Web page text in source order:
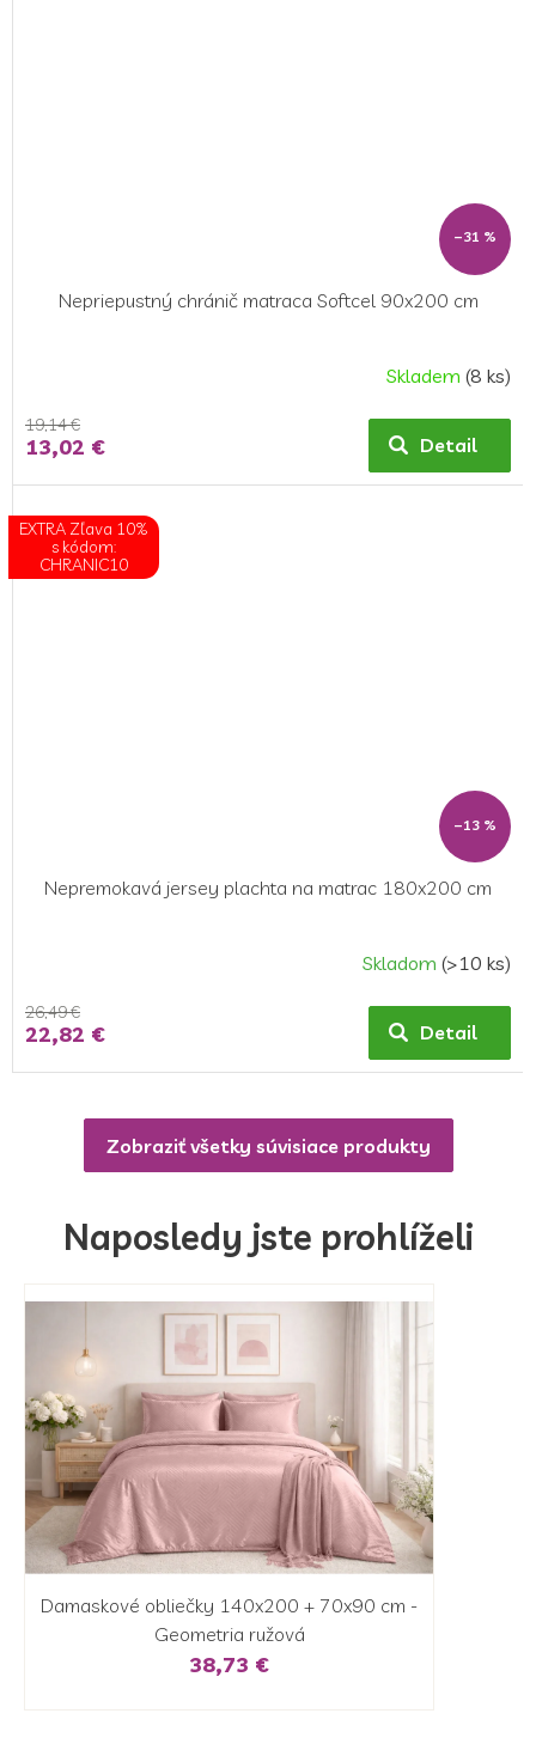
–31 %
Nepriepustný chránič matraca Softcel 90x200 cm
Skladem (8 ks)
19,14 €
13,02 € Detail
EXTRA Zľava 10%
s kódom:
CHRANIC10
–13 %
Nepremokavá jersey plachta na matrac 180x200 cm
Skladom (>10 ks)
26,49 €
22,82 € Detail
Zobraziť všetky súvisiace produkty
Naposledy jste prohlíželi
Damaskové obliečky 140x200 + 70x90 cm -
Geometria ružová
38,73 €